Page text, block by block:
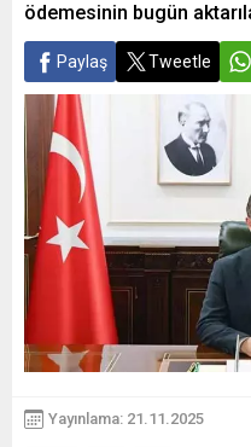
ödemesinin bugün
Paylaş Tweetle
Yayınlama: 21.11.2025